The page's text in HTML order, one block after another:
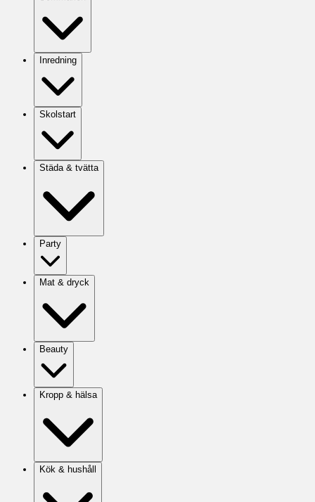
Inredning
Skolstart
Städa & tvätta
Party
Mat & dryck
Beauty
Kropp & hälsa
Kök & hushåll